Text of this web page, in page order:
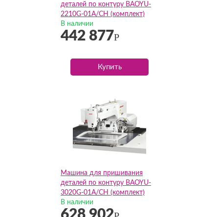
деталей по контуру BAOYU-
2210G-01A/CH (комплект)
В наличии
442 877Р
Купить
Машина для пришивания
деталей по контуру BAOYU-
3020G-01A/CH (комплект)
В наличии